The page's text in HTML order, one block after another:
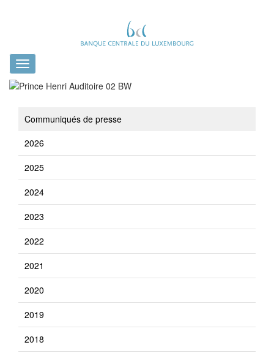
Toggle
navigation
Communiqués de presse
2026
2025
2024
2023
2022
2021
2020
2019
2018